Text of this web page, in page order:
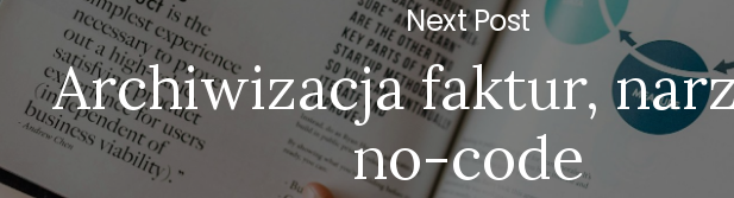
Next Post
Archiwizacja faktur,
no-code